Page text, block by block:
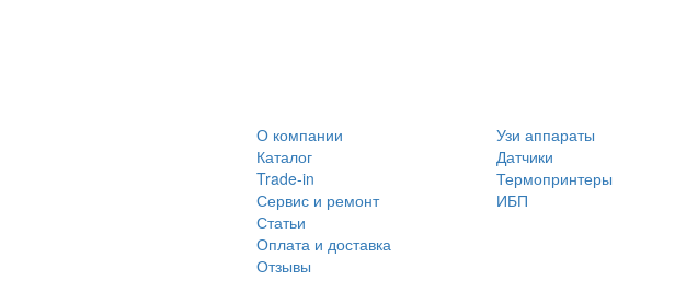
О компании
Каталог
Trade-in
Сервис и ремонт
Статьи
Оплата и доставка
Отзывы
Узи аппараты
Датчики
Термопринтеры
ИБП